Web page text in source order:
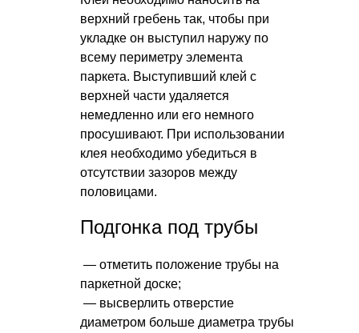
верхний гребень так, чтобы при
укладке он выступил наружу по
всему периметру элемента
паркета. Выступивший клей с
верхней части удаляется
немедленно или его немного
просушивают. При использовании
клея необходимо убедиться в
отсутствии зазоров между
половицами.
Подгонка под трубы
— отметить положение трубы на
паркетной доске;
— высверлить отверстие
диаметром больше диаметра трубы